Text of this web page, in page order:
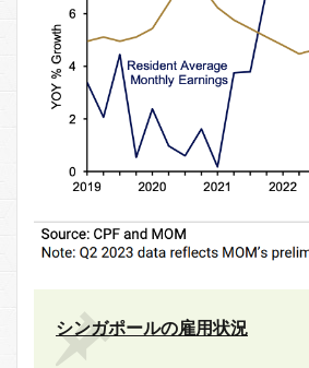
シンガポールの雇用状況